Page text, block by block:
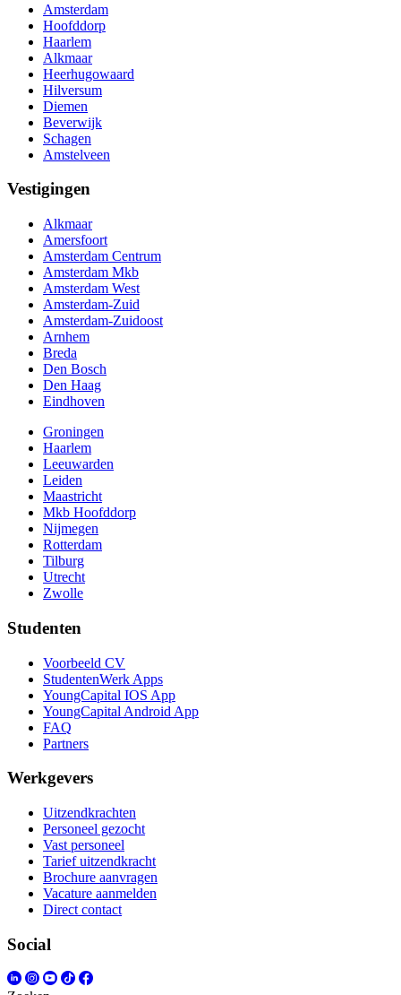
Amsterdam
Hoofddorp
Haarlem
Alkmaar
Heerhugowaard
Hilversum
Diemen
Beverwijk
Schagen
Amstelveen
Vestigingen
Alkmaar
Amersfoort
Amsterdam Centrum
Amsterdam Mkb
Amsterdam West
Amsterdam-Zuid
Amsterdam-Zuidoost
Arnhem
Breda
Den Bosch
Den Haag
Eindhoven
Groningen
Haarlem
Leeuwarden
Leiden
Maastricht
Mkb Hoofddorp
Nijmegen
Rotterdam
Tilburg
Utrecht
Zwolle
Studenten
Voorbeeld CV
StudentenWerk Apps
YoungCapital IOS App
YoungCapital Android App
FAQ
Partners
Werkgevers
Uitzendkrachten
Personeel gezocht
Vast personeel
Tarief uitzendkracht
Brochure aanvragen
Vacature aanmelden
Direct contact
Social